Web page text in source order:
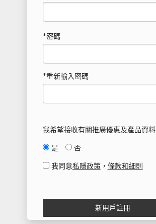
*密碼
*重新輸入密碼
我希望接收有關推廣優惠及產品資料
是
否
我同意私隱政策， 條款和細則
新用戶註冊